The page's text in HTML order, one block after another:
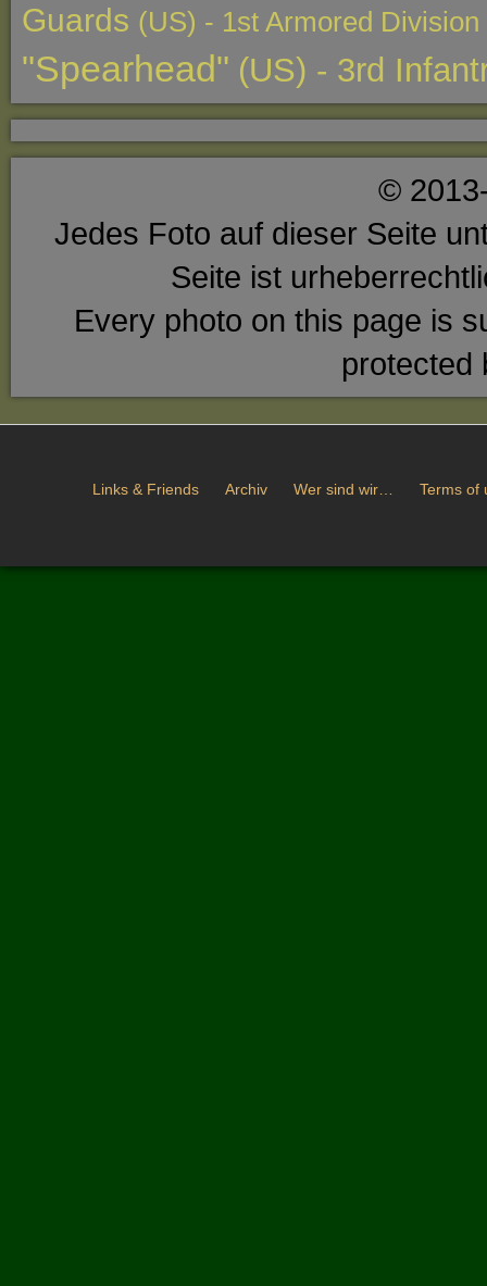
Guards (US) - 1st Armored
"Spearhead" (US) - 3rd
©
Jedes Foto auf dieser Seite
Seite ist
Every photo on this page is
protected
Links & Friends Archiv Wer sind wir… Terms of